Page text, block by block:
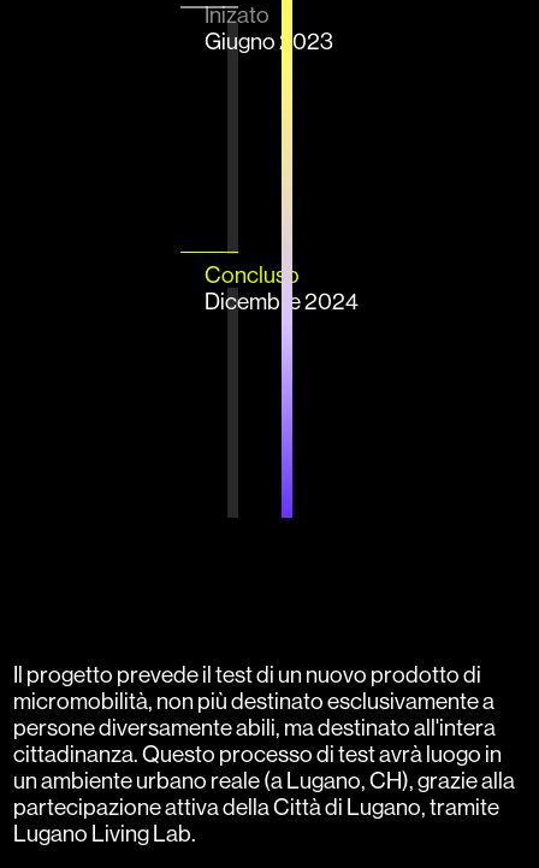
Inizato
Giugno 2023
Concluso
Dicembre 2024
Il progetto prevede il test di un nuovo prodotto di
micromobilità, non più destinato esclusivamente a
persone diversamente abili, ma destinato all'intera
cittadinanza. Questo processo di test avrà luogo in
un ambiente urbano reale (a Lugano, CH), grazie alla
partecipazione attiva della Città di Lugano, tramite
Lugano Living Lab.